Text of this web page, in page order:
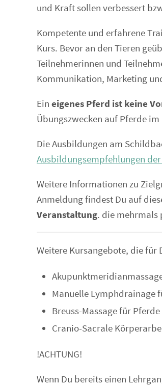
und Kraft sollen verbessert
Kompetente und erfahrene
Kurs. Bevor an den Tieren
Teilnehmerinnen und
Kommunikation, Marketing
Ein eigenes Pferd ist keine
Übungszwecken auf Pferde
Die Ausbildungen am
Ausbildungsempfehlungen
Weitere Informationen zu
Anmeldung findest Du auf
Veranstaltung. die
Weitere Kursangebote, die für
Manuelle Lymphdrainage
Breuss-Massage für
Cranio-Sacrale
!ACHTUNG!
Wenn Du bereits einen